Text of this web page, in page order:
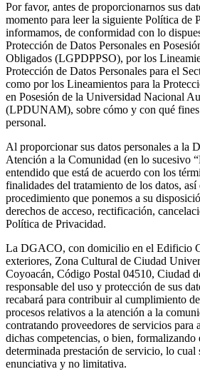
Por favor, antes de proporcionarnos sus
momento para leer la siguiente Política de
informamos, de conformidad con lo
Protección de Datos Personales en
Obligados (LGPDPPSO), por los
Protección de Datos Personales para el
como por los Lineamientos para la
en Posesión de la Universidad Nacional
(LPDUNAM), sobre cómo y con qué
personal.
Al proporcionar sus datos personales a la
Atención a la Comunidad (en lo sucesivo
entendido que está de acuerdo con los
finalidades del tratamiento de los datos,
procedimiento que ponemos a su
derechos de acceso, rectificación,
Política de Privacidad.
La DGACO, con domicilio en el Edificio
exteriores, Zona Cultural de Ciudad
Coyoacán, Código Postal 04510, Ciudad
responsable del uso y protección de sus
recabará para contribuir al cumplimiento
procesos relativos a la atención a la
contratando proveedores de servicios
dichas competencias, o bien, formalizando
determinada prestación de servicio, lo cual
enunciativa y no limitativa.